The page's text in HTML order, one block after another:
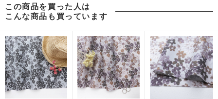
この商品を買った人は
こんな商品も買っています